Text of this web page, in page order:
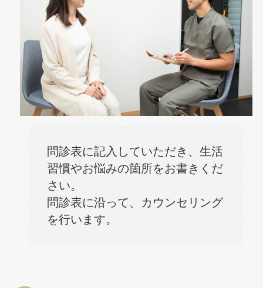
問診表に記入していただき、生活
習慣やお悩みの箇所をお書きくだ
さい。
問診表に沿って、カウンセリング
を行います。